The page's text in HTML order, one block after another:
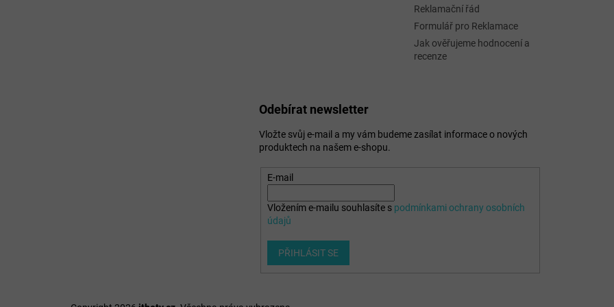
Reklamační řád
Formulář pro Reklamace
Jak ověřujeme hodnocení a
recenze
Odebírat newsletter
Vložte svůj e-mail a my vám budeme zasílat informace o nových
produktech na našem e-shopu.
E-mail
Vložením e-mailu souhlasíte s podmínkami ochrany osobních
údajů
PŘIHLÁSIT SE